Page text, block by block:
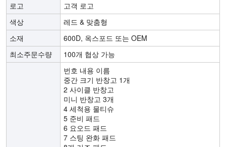
로고
고객 로고
색상
레드 & 맞춤형
소재
600D, 옥스포드 또는 OEM
최소주문수량
100개 협상 가능
번호 내용 이름
중간 크기 반창고 1개
2 사이클 반창고
미니 반창고 3개
4 세척용 물티슈
5 준비 패드
6 요오드 패드
7 스팅 완화 패드